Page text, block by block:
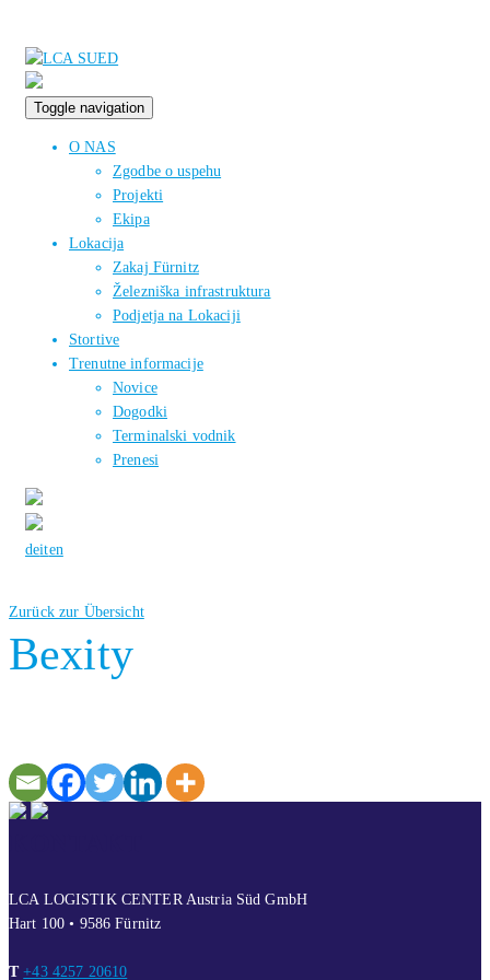
Toggle navigation
O NAS
Zgodbe o uspehu
Projekti
Ekipa
Lokacija
Zakaj Fürnitz
Železniška infrastruktura
Podjetja na Lokaciji
Stortive
Trenutne informacije
Novice
Dogodki
Terminalski vodnik
Prenesi
deiten
Zurück zur Übersicht
Bexity
LCA LOGISTIK CENTER Austria Süd GmbH
Hart 100 • 9586 Fürnitz
T +43 4257 20610